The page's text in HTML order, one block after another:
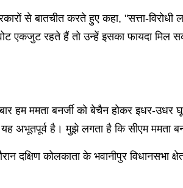
से बातचीत करते हुए कहा, "सत्ता-
एकजुट रहते हैं तो उन्हें इसका फायदा मिल
हम ममता बनर्जी को बेचैन होकर इधर-
अभूतपूर्व है। मुझे लगता है कि सीएम ममता
दक्षिण कोलकाता के भवानीपुर